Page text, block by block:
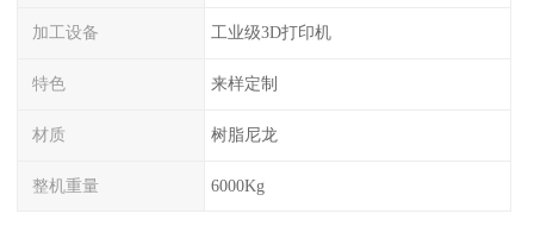
加工设备 工业级3D打印机
特色 来样定制
材质 树脂尼龙
整机重量 6000Kg